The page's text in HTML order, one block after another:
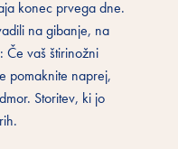
konec prvega dne.
na gibanje, na
Če vaš štirinožni
pomaknite naprej,
Storitev, ki jo